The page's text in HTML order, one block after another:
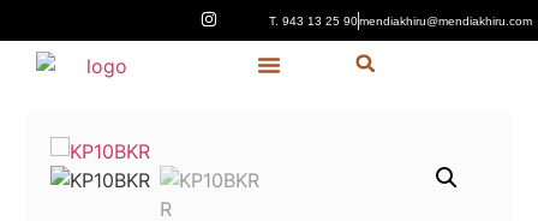
T. 943 13 25 90mendiakhiru@mendiakhiru.com